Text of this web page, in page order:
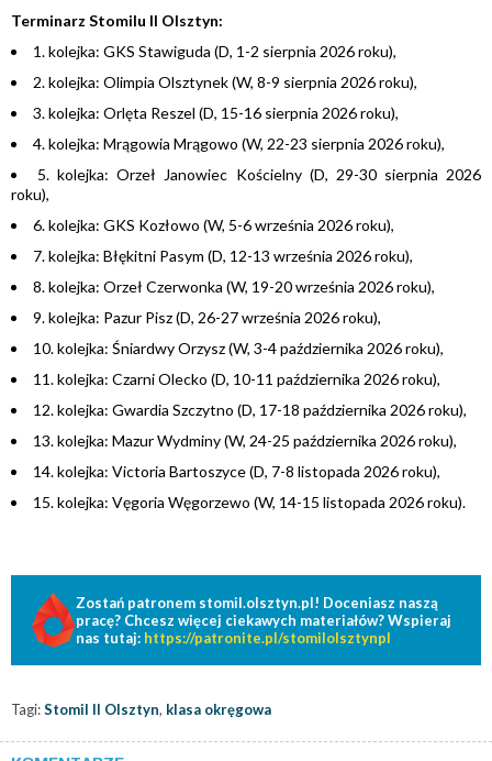
Terminarz Stomilu II Olsztyn:
1. kolejka: GKS Stawiguda (D, 1-2 sierpnia 2026 roku),
2. kolejka: Olimpia Olsztynek (W, 8-9 sierpnia 2026 roku),
3. kolejka: Orlęta Reszel (D, 15-16 sierpnia 2026 roku),
4. kolejka: Mrągowia Mrągowo (W, 22-23 sierpnia 2026 roku),
5. kolejka: Orzeł Janowiec Kościelny (D, 29-30 sierpnia 2026
roku),
6. kolejka: GKS Kozłowo (W, 5-6 września 2026 roku),
7. kolejka: Błękitni Pasym (D, 12-13 września 2026 roku),
8. kolejka: Orzeł Czerwonka (W, 19-20 września 2026 roku),
9. kolejka: Pazur Pisz (D, 26-27 września 2026 roku),
10. kolejka: Śniardwy Orzysz (W, 3-4 października 2026 roku),
11. kolejka: Czarni Olecko (D, 10-11 października 2026 roku),
12. kolejka: Gwardia Szczytno (D, 17-18 października 2026 roku),
13. kolejka: Mazur Wydminy (W, 24-25 października 2026 roku),
14. kolejka: Victoria Bartoszyce (D, 7-8 listopada 2026 roku),
15. kolejka: Vęgoria Węgorzewo (W, 14-15 listopada 2026 roku).
Zostań patronem stomil.olsztyn.pl! Doceniasz naszą
pracę? Chcesz więcej ciekawych materiałów? Wspieraj
nas tutaj: https://patronite.pl/stomilolsztynpl
Tagi:Stomil II Olsztyn, klasa okręgowa